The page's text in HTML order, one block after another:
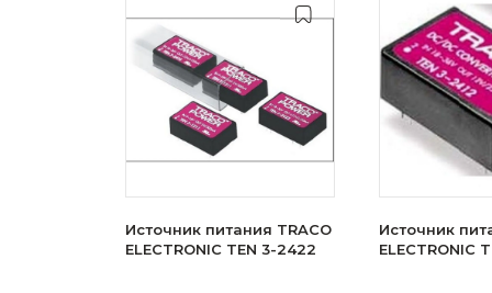
Источник питания TRACO
ELECTRONIC TEN 3-2422
Источник
ELECTRONIC